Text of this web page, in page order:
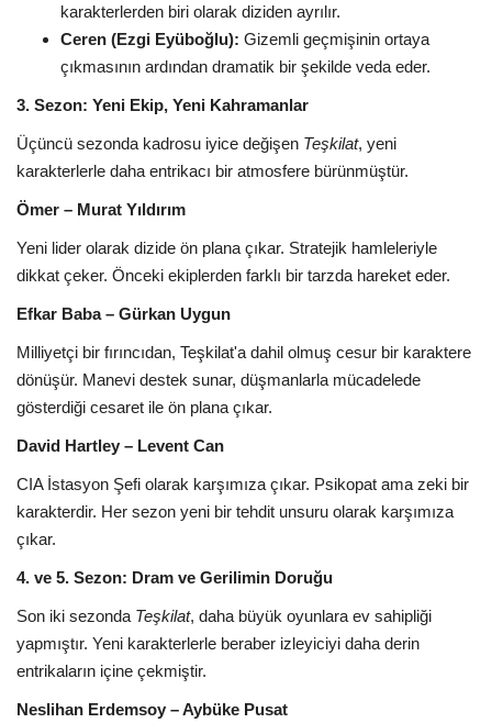
karakterlerden biri olarak diziden ayrılır.
Ceren (Ezgi Eyüboğlu): Gizemli geçmişinin ortaya
çıkmasının ardından dramatik bir şekilde veda eder.
3. Sezon: Yeni Ekip, Yeni Kahramanlar
Üçüncü sezonda kadrosu iyice değişen Teşkilat, yeni
karakterlerle daha entrikacı bir atmosfere bürünmüştür.
Ömer – Murat Yıldırım
Yeni lider olarak dizide ön plana çıkar. Stratejik hamleleriyle
dikkat çeker. Önceki ekiplerden farklı bir tarzda hareket eder.
Efkar Baba – Gürkan Uygun
Milliyetçi bir fırıncıdan, Teşkilat'a dahil olmuş cesur bir karaktere
dönüşür. Manevi destek sunar, düşmanlarla mücadelede
gösterdiği cesaret ile ön plana çıkar.
David Hartley – Levent Can
CIA İstasyon Şefi olarak karşımıza çıkar. Psikopat ama zeki bir
karakterdir. Her sezon yeni bir tehdit unsuru olarak karşımıza
çıkar.
4. ve 5. Sezon: Dram ve Gerilimin Doruğu
Son iki sezonda Teşkilat, daha büyük oyunlara ev sahipliği
yapmıştır. Yeni karakterlerle beraber izleyiciyi daha derin
entrikaların içine çekmiştir.
Neslihan Erdemsoy – Aybüke Pusat